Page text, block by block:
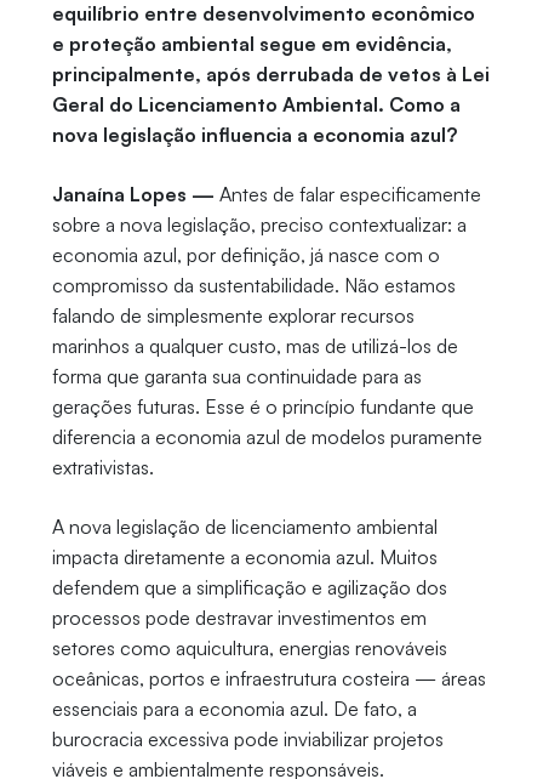
equilíbrio entre desenvolvimento econômico
e proteção ambiental segue em evidência,
principalmente, após derrubada de vetos à Lei
Geral do Licenciamento Ambiental. Como a
nova legislação influencia a economia azul?
Janaína Lopes — Antes de falar especificamente
sobre a nova legislação, preciso contextualizar: a
economia azul, por definição, já nasce com o
compromisso da sustentabilidade. Não estamos
falando de simplesmente explorar recursos
marinhos a qualquer custo, mas de utilizá-los de
forma que garanta sua continuidade para as
gerações futuras. Esse é o princípio fundante que
diferencia a economia azul de modelos puramente
extrativistas.
A nova legislação de licenciamento ambiental
impacta diretamente a economia azul. Muitos
defendem que a simplificação e agilização dos
processos pode destravar investimentos em
setores como aquicultura, energias renováveis
oceânicas, portos e infraestrutura costeira — áreas
essenciais para a economia azul. De fato, a
burocracia excessiva pode inviabilizar projetos
viáveis e ambientalmente responsáveis.